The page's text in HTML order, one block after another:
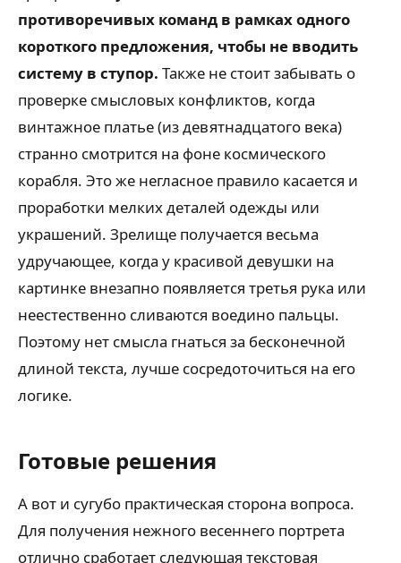
противоречивых команд в рамках одного
короткого предложения, чтобы не вводить
систему в ступор. Также не стоит забывать о
проверке смысловых конфликтов, когда
винтажное платье (из девятнадцатого века)
странно смотрится на фоне космического
корабля. Это же негласное правило касается и
проработки мелких деталей одежды или
украшений. Зрелище получается весьма
удручающее, когда у красивой девушки на
картинке внезапно появляется третья рука или
неестественно сливаются воедино пальцы.
Поэтому нет смысла гнаться за бесконечной
длиной текста, лучше сосредоточиться на его
логике.
Готовые решения
А вот и сугубо практическая сторона вопроса.
Для получения нежного весеннего портрета
отлично сработает следующая текстовая